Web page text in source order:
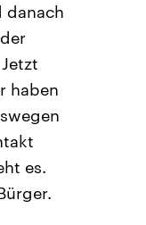
danach
haben
es.